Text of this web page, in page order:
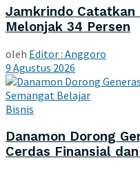
Jamkrindo Catatkan
Melonjak 34 Persen
oleh Editor : Anggoro
9 Agustus 2026
Bisnis
Danamon Dorong
Cerdas Finansial